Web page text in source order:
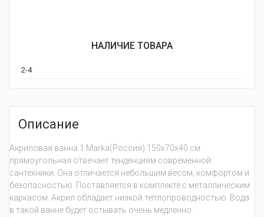
НАЛИЧИЕ ТОВАРА
2-4
Описание
Акриловая ванна 1 Marka(Россия) 150x70x40 см.
прямоугольная отвечает тенденциям современной
сантехники. Она отличается небольшим весом, комфортом и
безопасностью. Поставляется в комплекте с металлическим
каркасом. Акрил обладает низкой теплопроводностью. Вода
в такой ванне будет остывать очень медленно.